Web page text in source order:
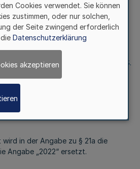
Artikel 1
Ausbildung und Prüfung für
an Förderschulen und in der
vom 25. April 2016 (
GV. NRW. S.
wird wie folgt geändert:
wird in der Angabe zu § 21a die
Angabe „2022“ ersetzt.
Cookies verwendet. Sie können
zustimmen, oder nur solchen,
der Seite zwingend erforderlich
Datenschutzerklärung
akzeptieren